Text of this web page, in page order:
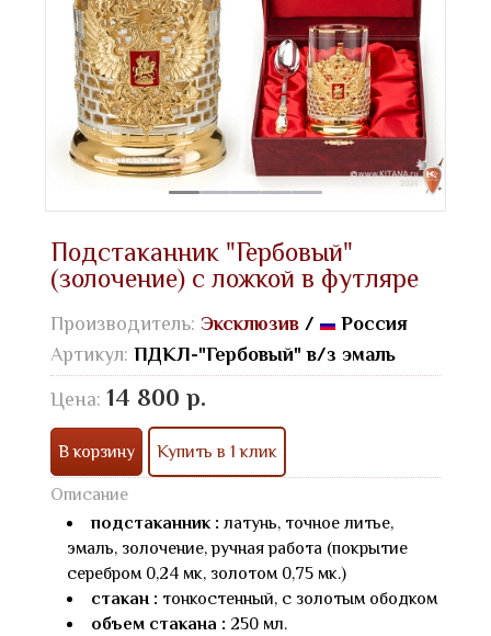
Подстаканник "Гербовый"
(золочение) с ложкой в футляре
Производитель: Эксклюзив /
Россия
Артикул: ПДКЛ-"Гербовый" в/з эмаль
Цена: 14 800 р.
В корзину Купить в 1 клик
Описание
подстаканник : латунь, точное литье,
эмаль, золочение, ручная работа (покрытие
серебром 0,24 мк, золотом 0,75 мк.)
стакан : тонкостенный, с золотым ободком
объем стакана : 250 мл.